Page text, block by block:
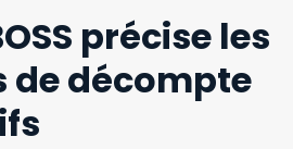
précise les
de décompte